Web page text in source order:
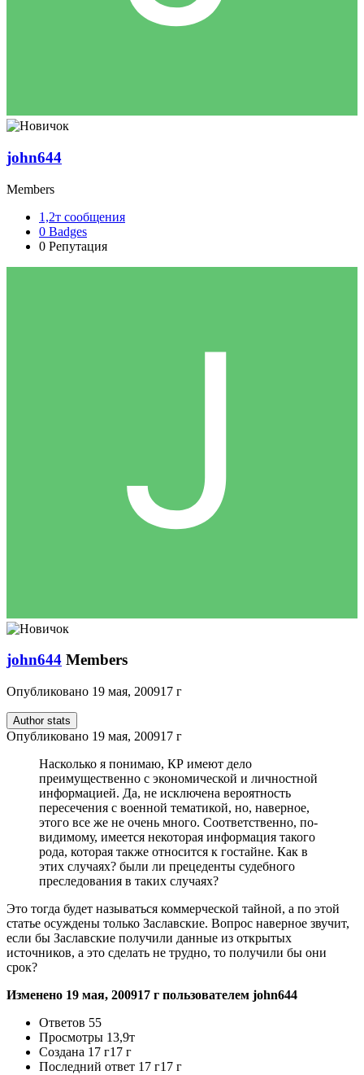
john644
Members
1,2т сообщения
0 Badges
0 Репутация
john644 Members
Опубликовано 19 мая, 200917 г
Author stats
Опубликовано 19 мая, 200917 г
Насколько я понимаю, КР имеют дело
преимущественно с экономической и личностной
информацией. Да, не исключена вероятность
пересечения с военной тематикой, но, наверное,
этого все же не очень много. Соответственно, по-
видимому, имеется некоторая информация такого
рода, которая также относится к гостайне. Как в
этих случаях? были ли прецеденты судебного
преследования в таких случаях?
Это тогда будет называться коммерческой тайной, а по этой
статье осуждены только Заславские. Вопрос наверное звучит,
если бы Заславские получили данные из открытых
источников, а это сделать не трудно, то получили бы они
срок?
Изменено 19 мая, 200917 г пользователем john644
Ответов 55
Просмотры 13,9т
Создана 17 г17 г
Последний ответ 17 г17 г